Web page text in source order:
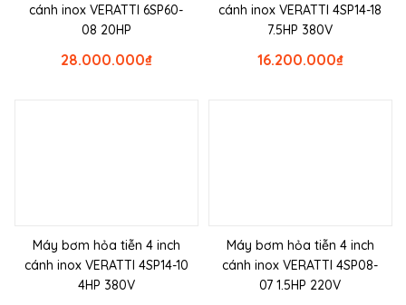
cánh inox VERATTI 6SP60-
08 20HP
₫
28.000.000
cánh inox VERATTI 4SP14-18
7.5HP 380V
₫
16.200.000
Máy bơm hỏa tiễn 4 inch
cánh inox VERATTI 4SP14-10
4HP 380V
Máy bơm hỏa tiễn 4 inch
cánh inox VERATTI 4SP08-
07 1.5HP 220V